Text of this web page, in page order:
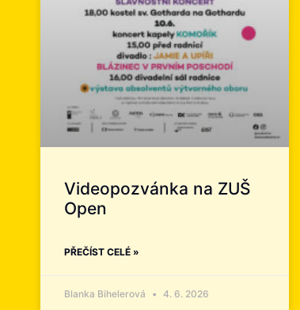
Videopozvánka na ZUŠ
Open
PŘEČÍST CELÉ »
Blanka Bihelerová 4. 6. 2026